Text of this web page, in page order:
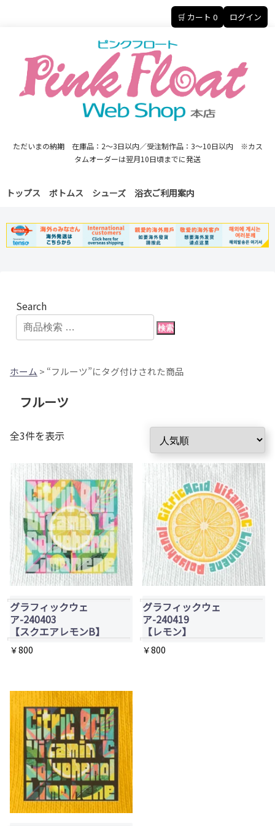
ただいまの納期 在庫品：2～3日以内／受注制作品：3～10日以内 ※カス
タムオーダーは翌月10日頃までに発送
トップス ボトムス シューズ 浴衣ご利用案内
Search
検索
ホーム > “フルーツ”にタグ付けされた商品
フルーツ
全3件を表示
順
グラフィックウェ
ア-240403
【スクエアレモンB】
￥800
グラフィックウェ
ア-240419
【レモン】
￥800
🛒 カート 0 ログイン